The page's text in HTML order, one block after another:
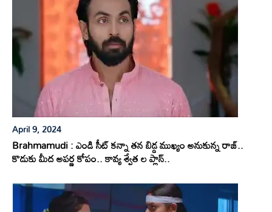
April 9, 2024
Brahmamudi : ఎండి సీట్ కన్నా తన బిడ్డ ముఖ్యం అనుకున్న రాజ్..
కొడుకు మీద అపర్ణ కోపం.. కావ్య శ్వేత ల ప్లాన్..